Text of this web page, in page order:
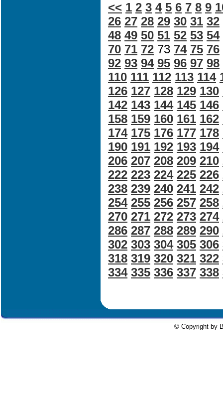
<< 1 2 3 4 5 6 7 8 9
26 27 28 29 30 31 32
48 49 50 51 52 53 54
70 71 72 73 74 75 76
92 93 94 95 96 97 98
110 111 112 113 114
126 127 128 129 130
142 143 144 145 146
158 159 160 161 162
174 175 176 177 178
190 191 192 193 194
206 207 208 209 210
222 223 224 225 226
238 239 240 241 242
254 255 256 257 258
270 271 272 273 274
286 287 288 289 290
302 303 304 305 306
318 319 320 321 322
334 335 336 337 338
© Copyright by